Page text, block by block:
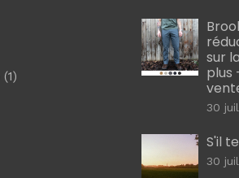
(1)
sur
plus
30
S'il
30